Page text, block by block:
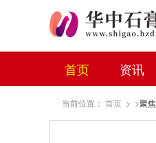
首页 资讯
当前位置： 首页 > >聚焦